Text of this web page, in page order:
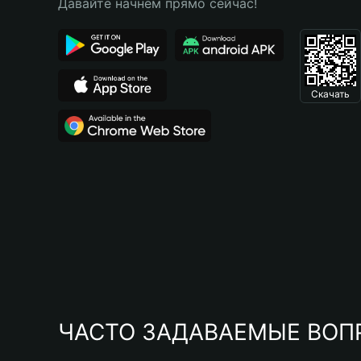
Давайте начнем прямо сейчас!
Скачать
ЧАСТО ЗАДАВАЕМЫЕ